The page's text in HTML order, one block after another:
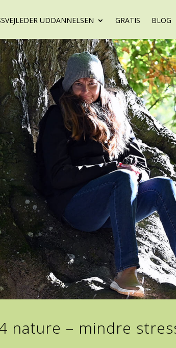
UDDANNELSEN GRATIS BLOG
nature – mindre